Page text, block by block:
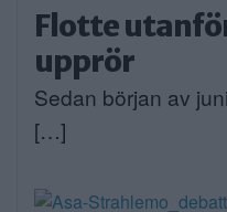
Flotte
upprör
Sedan början av
[…]